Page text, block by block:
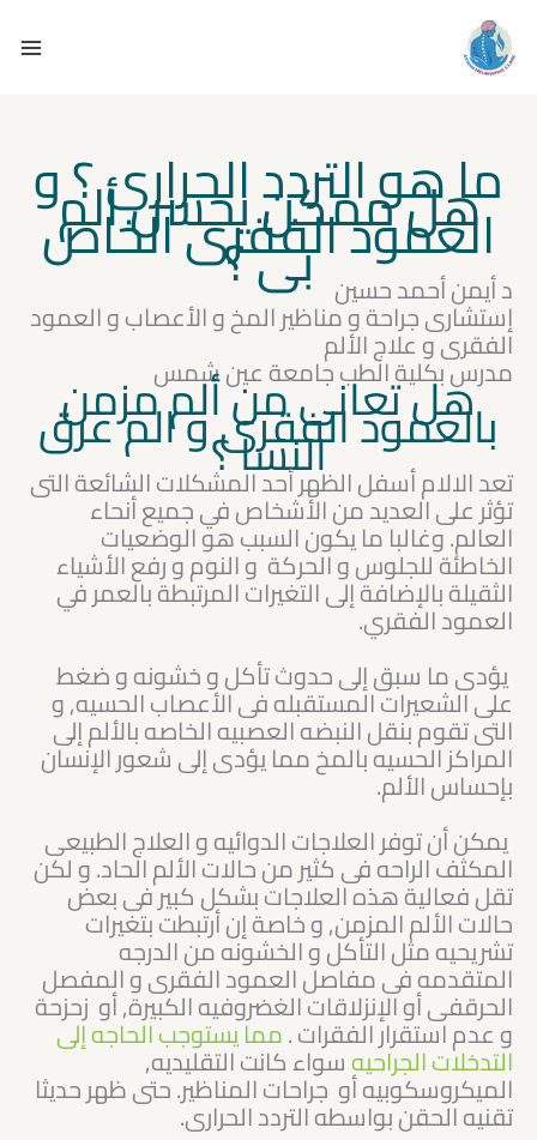
المحتوى
ما هو التردد الحرارى ؟ و
هل ممكن يحسن ألم
العمود الفقرى الخاص
بى ؟ د أيمن أحمد حسين
إستشارى جراحة و مناظير المخ و الأعصاب و العمود
الفقرى و علاج الألم
مدرس بكلية الطب جامعة عين شمس
هل تعانى من ألم مزمن
بالعمود الفقرى و الم عرق
النسا ؟
تعد الالام أسفل الظهر أحد المشكلات الشائعة التى
تؤثر على العديد من الأشخاص في جميع أنحاء
العالم. وغالبا ما يكون السبب هو الوضعيات
الخاطئة للجلوس و الحركة و النوم و رفع الأشياء
الثقيلة بالإضافة إلى التغيرات المرتبطة بالعمر في
العمود الفقري.
يؤدى ما سبق إلى حدوث تأكل و خشونه و ضغط
على الشعيرات المستقبله فى الأعصاب الحسيه, و
التى تقوم بنقل النبضه العصبيه الخاصه بالألم إلى
المراكز الحسيه بالمخ مما يؤدى إلى شعور الإنسان
بإحساس الألم.
يمكن أن توفر العلاجات الدوائيه و العلاج الطبيعى
المكثف الراحه فى كثير من حالات الألم الحاد. و لكن
تقل فعالية هذه العلاجات بشكل كبير فى بعض
حالات الألم المزمن, و خاصة إن أرتبطت بتغيرات
تشريحيه مثل التأكل و الخشونه من الدرجه
المتقدمه فى مفاصل العمود الفقرى و المفصل
الحرقفى أو الإنزلاقات الغضروفيه الكبيرة, أو زحزحة
و عدم استقرار الفقرات .مما يستوجب الحاجه إلى
التدخلات الجراحيهسواء كانت التقليديه,
الميكروسكوبيه أو جراحات المناظير. حتى ظهر حديثا
تقنيه الحقن بواسطه التردد الحرارى.